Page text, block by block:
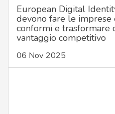
European Digital
devono fare le imprese
conformi e trasformare
vantaggio competitivo
06 Nov 2025